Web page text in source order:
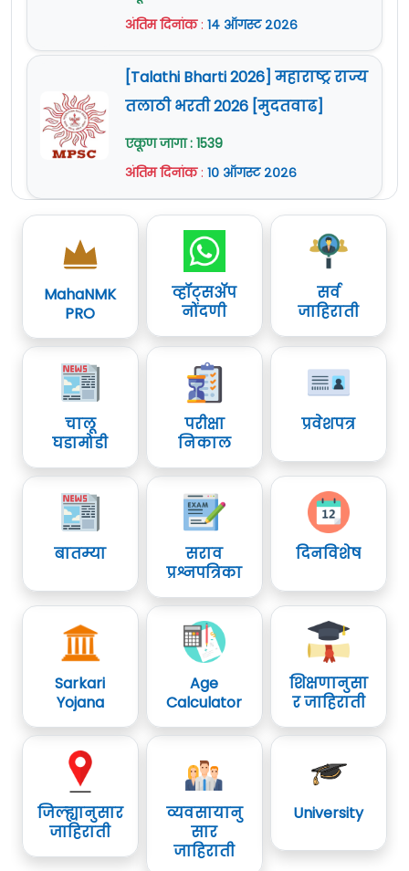
अंतिम दिनांक: १४ ऑगस्ट २०२६
[Talathi Bharti 2026] महाराष्ट्र राज्य
तलाठी भरती 2026 [मुदतवाढ]
एकूण जागा : 1539
अंतिम दिनांक: १० ऑगस्ट २०२६
MahaNMK
PRO
व्हॉट्सॲप
नोंदणी
सर्व
जाहिराती
चालू
घडामोडी
परीक्षा
निकाल
प्रवेशपत्र
बातम्या
सराव
प्रश्नपत्रिका
दिनविशेष
Sarkari
Yojana
Age
Calculator
शिक्षणानुसा
र जाहिराती
जिल्ह्यानुसार
जाहिराती
व्यवसायानु
सार
जाहिराती
University